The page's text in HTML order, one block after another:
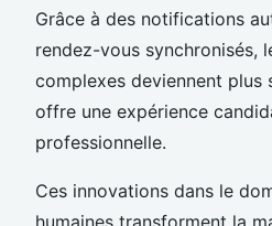
Grâce à des notifications
rendez-vous synchronisés,
complexes deviennent plus
offre une expérience
professionnelle.
Ces innovations dans le
humaines transforment la